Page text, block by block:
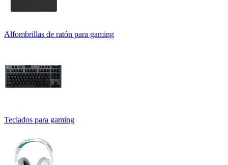
Alfombrillas de ratón para gaming
Teclados para gaming